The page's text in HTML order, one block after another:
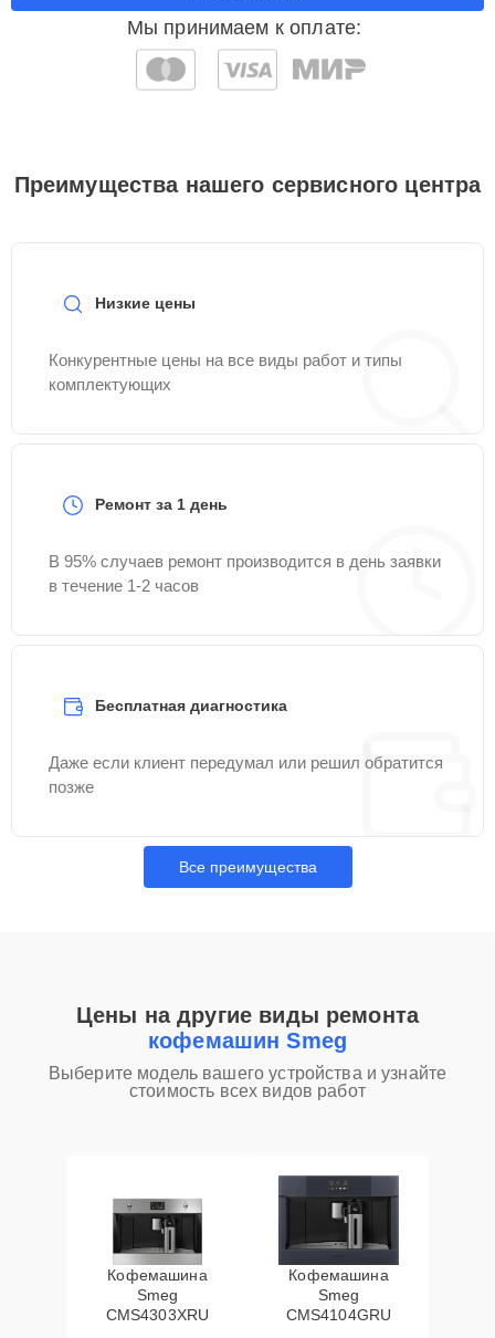
Мы принимаем к оплате:
Преимущества нашего сервисного центра
Низкие цены
Конкурентные цены на все виды работ и типы
комплектующих
Ремонт за 1 день
В 95% случаев ремонт производится в день заявки
в течение 1-2 часов
Бесплатная диагностика
Даже если клиент передумал или решил обратится
позже
Все преимущества
Цены на другие виды ремонта
кофемашин Smeg
Выберите модель вашего устройства и узнайте
стоимость всех видов работ
Кофемашина
Smeg
CMS4303XRU
Кофемашина
Smeg
CMS4104GRU